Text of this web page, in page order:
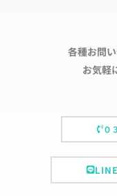
各種お問
お気軽
０